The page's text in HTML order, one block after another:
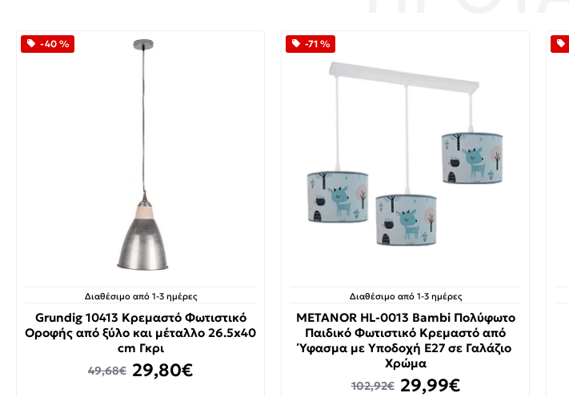
-40 %
Διαθέσιμο από 1-3 ημέρες
Grundig 10413 Κρεμαστό Φωτιστικό
Οροφής από ξύλο και μέταλλο 26.5x40
cm Γκρι
29,80€
49,68€
-71 %
Διαθέσιμο από 1-3 ημέρες
METANOR HL-0013 Bambi Πολύφωτο
Παιδικό Φωτιστικό Κρεμαστό από
Ύφασμα με Υποδοχή E27 σε Γαλάζιο
Χρώμα
29,99€
102,92€